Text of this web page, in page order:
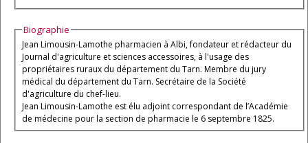
Biographie
Jean Limousin-Lamothe pharmacien à Albi, fondateur et rédacteur du
Journal d'agriculture et sciences accessoires, à l'usage des
propriétaires ruraux du département du Tarn. Membre du jury
médical du département du Tarn. Secrétaire de la Société
d'agriculture du chef-lieu.
Jean Limousin-Lamothe est élu adjoint correspondant de l’Académie
de médecine pour la section de pharmacie le 6 septembre 1825.